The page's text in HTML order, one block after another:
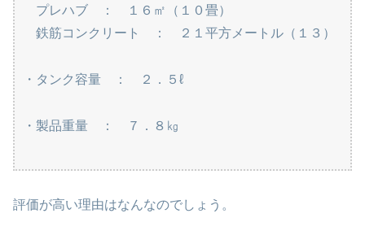
プレハブ ： １６㎡（１０畳）
鉄筋コンクリート ： ２１平方メートル（１３）
・タンク容量 ： ２．５ℓ
・製品重量 ： ７．８㎏
評価が高い理由はなんなのでしょう。